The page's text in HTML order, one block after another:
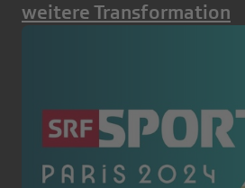
weitere Transformation